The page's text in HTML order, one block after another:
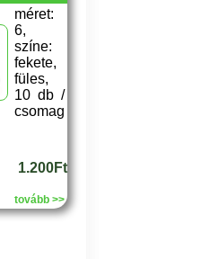
méret:
6,
színe:
fekete,
füles,
10 db /
csomag
1.200Ft
tovább >>